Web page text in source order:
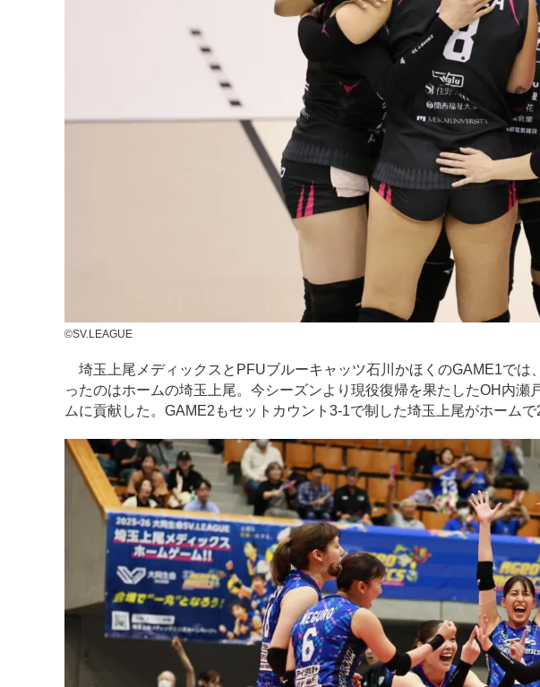
©SV.LEAGUE
埼玉上尾メディックスとPFUブルーキャッツ石川かほくのGAME1では
ったのはホームの埼玉上尾。今シーズンより現役復帰を果たしたOH内
ムに貢献した。GAME2もセットカウント3-1で制した埼玉上尾がホームで